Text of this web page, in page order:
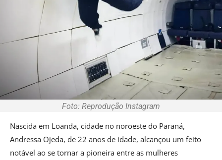
Foto: Reprodução Instagram
Nascida em Loanda, cidade no noroeste do Paraná,
Andressa Ojeda, de 22 anos de idade, alcançou um feito
notável ao se tornar a pioneira entre as mulheres